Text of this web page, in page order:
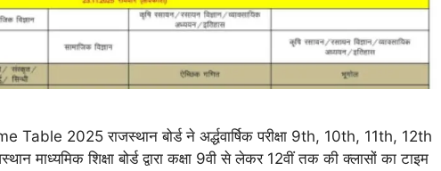
2025 राजस्थान बोर्ड ने अर्द्धवार्षिक परीक्षा 9th, 10th, 11th, 12th
माध्यमिक शिक्षा बोर्ड द्वारा कक्षा 9वी से लेकर 12वीं तक की क्लासों का टाइम